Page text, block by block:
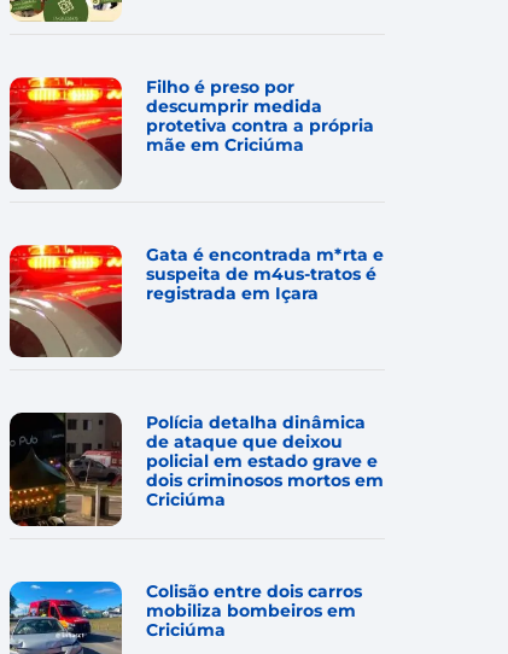
Filho é preso por
descumprir medida
protetiva contra a própria
mãe em Criciúma
Gata é encontrada m*rta e
suspeita de m4us-tratos é
registrada em Içara
Polícia detalha dinâmica
de ataque que deixou
policial em estado grave e
dois criminosos mortos em
Criciúma
Colisão entre dois carros
mobiliza bombeiros em
Criciúma